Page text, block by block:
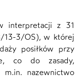
interpretacji z 31
13-3/OS), w której
posiłków przy
co do zasady,
m.in. nazewnictwo